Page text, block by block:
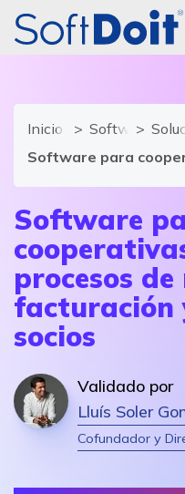
Inicio Software ERP
Software para
Software
procesos
facturación
socios
Validado por
Lluís Soler
Cofundador y